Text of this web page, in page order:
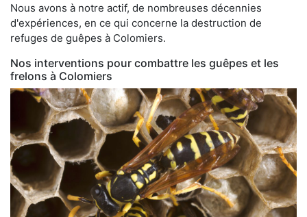
Nous avons à notre actif, de nombreuses décennies
d'expériences, en ce qui concerne la destruction de
refuges de guêpes à Colomiers.
Nos interventions pour combattre les guêpes et les
frelons à Colomiers